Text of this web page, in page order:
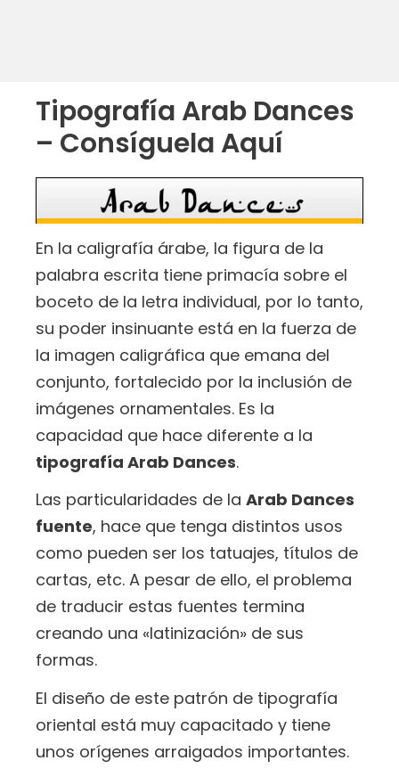
Tipografía Arab Dances
– Consíguela Aquí
En la caligrafía árabe, la figura de la
palabra escrita tiene primacía sobre el
boceto de la letra individual, por lo tanto,
su poder insinuante está en la fuerza de
la imagen caligráfica que emana del
conjunto, fortalecido por la inclusión de
imágenes ornamentales. Es la
capacidad que hace diferente a la
tipografía Arab Dances.
Las particularidades de la Arab Dances
fuente, hace que tenga distintos usos
como pueden ser los tatuajes, títulos de
cartas, etc. A pesar de ello, el problema
de traducir estas fuentes termina
creando una «latinización» de sus
formas.
El diseño de este patrón de tipografía
oriental está muy capacitado y tiene
unos orígenes arraigados importantes.